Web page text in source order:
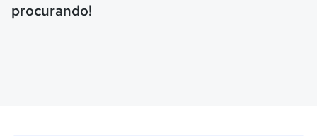
procurando!